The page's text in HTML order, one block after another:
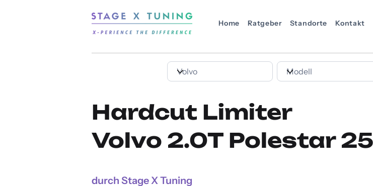
Home Ratgeber Standorte Kontakt
Hardcut Limiter
Volvo 2.0T Polestar
durch Stage X Tuning